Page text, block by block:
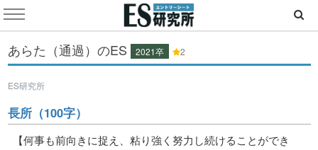
あらた（通過）のES 2021卒 2
ES研究所
長所（100字）
【何事も前向きに捉え、粘り強く努力し続けることができ